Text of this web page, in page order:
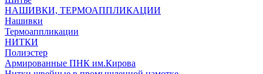
НАШИВКИ, ТЕРМОАППЛИКАЦИИ
Нашивки
Термоаппликации
НИТКИ
Полиэстер
Армированные ПНК им.Кирова